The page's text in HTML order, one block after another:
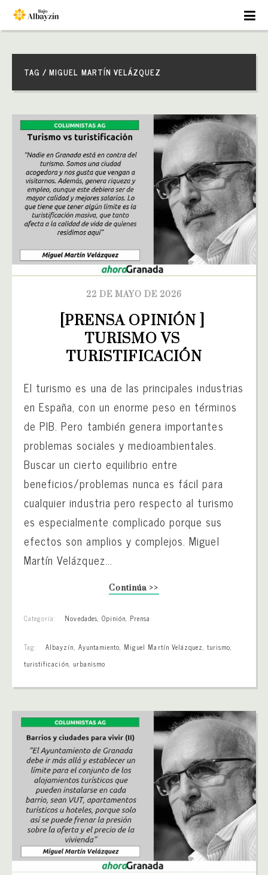
TAG / MIGUEL MARTÍN VELÁZQUEZ
22 DE MAYO DE 2026
[PRENSA OPINIÓN ]
TURISMO VS
TURISTIFICACIÓN
El turismo es una de las principales industrias
en España, con un enorme peso en términos
de PIB. Pero también genera importantes
problemas sociales y medioambientales.
Buscar un cierto equilibrio entre
beneficios/problemas nunca es fácil para
cualquier industria pero respecto al turismo
es especialmente complicado porque sus
efectos son amplios y complejos. Miguel
Martín Velázquez...
Continúa >>
Categoría: Novedades, Opinión, Prensa
Tag: Albayzín, Ayuntamiento, Miguel Martín Velázquez,turismo,
turistificación, urbanismo